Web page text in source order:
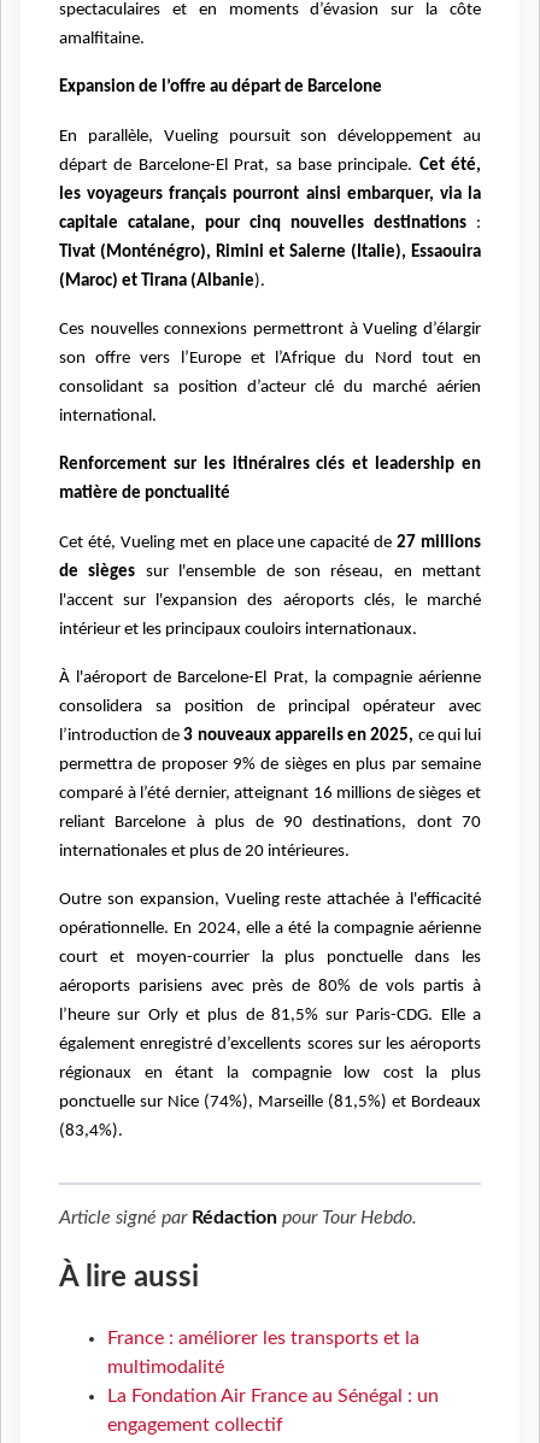
spectaculaires et en moments d’évasion sur la côte
amalfitaine.
Expansion de l’offre au départ de Barcelone
En parallèle, Vueling poursuit son développement au
départ de Barcelone-El Prat, sa base principale. Cet été,
les voyageurs français pourront ainsi embarquer, via la
capitale catalane, pour cinq nouvelles destinations :
Tivat (Monténégro), Rimini et Salerne (Italie), Essaouira
(Maroc) et Tirana (Albanie).
Ces nouvelles connexions permettront à Vueling d’élargir
son offre vers l’Europe et l’Afrique du Nord tout en
consolidant sa position d’acteur clé du marché aérien
international.
Renforcement sur les itinéraires clés et leadership en
matière de ponctualité
Cet été, Vueling met en place une capacité de27 millions
de sièges sur l'ensemble de son réseau, en mettant
l'accent sur l'expansion des aéroports clés, le marché
intérieur et les principaux couloirs internationaux.
À l'aéroport de Barcelone-El Prat, la compagnie aérienne
consolidera sa position de principal opérateur avec
l’introduction de3 nouveaux appareils en 2025, ce qui lui
permettra de proposer 9% de sièges en plus par semaine
comparé à l’été dernier, atteignant 16 millions de sièges et
reliant Barcelone à plus de 90 destinations, dont 70
internationales et plus de 20 intérieures.
Outre son expansion, Vueling reste attachée à l'efficacité
opérationnelle. En 2024, elle a été la compagnie aérienne
court et moyen-courrier la plus ponctuelle dans les
aéroports parisiens avec près de 80% de vols partis à
l’heure sur Orly et plus de 81,5% sur Paris-CDG. Elle a
également enregistré d’excellents scores sur les aéroports
régionaux en étant la compagnie low cost la plus
ponctuelle sur Nice (74%), Marseille (81,5%) et Bordeaux
(83,4%).
Article signé par Rédaction pour Tour Hebdo.
À lire aussi
France : améliorer les transports et la
multimodalité
La Fondation Air France au Sénégal : un
engagement collectif